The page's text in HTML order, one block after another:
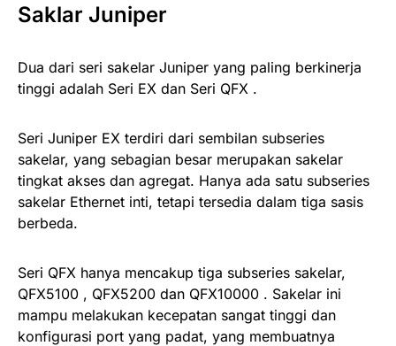
Saklar Juniper
Dua dari seri sakelar Juniper yang paling berkinerja
tinggi adalah Seri EX dan Seri QFX .
Seri Juniper EX terdiri dari sembilan subseries
sakelar, yang sebagian besar merupakan sakelar
tingkat akses dan agregat. Hanya ada satu subseries
sakelar Ethernet inti, tetapi tersedia dalam tiga sasis
berbeda.
Seri QFX hanya mencakup tiga subseries sakelar,
QFX5100 , QFX5200 dan QFX10000 . Sakelar ini
mampu melakukan kecepatan sangat tinggi dan
konfigurasi port yang padat, yang membuatnya